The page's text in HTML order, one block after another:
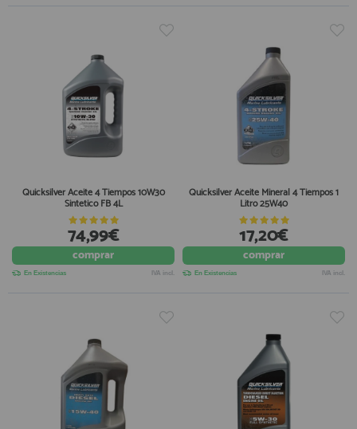
Quicksilver Aceite 4 Tiempos 10W30
Sintetico FB 4L
74,99€
comprar
En Existencias IVA incl.
Quicksilver Aceite Mineral 4 Tiempos 1
Litro 25W40
17,20€
comprar
En Existencias IVA incl.